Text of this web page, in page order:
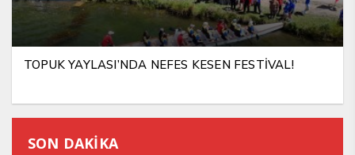
TOPUK YAYLASI’NDA NEFES KESEN FESTİVAL!
SON DAKİKA